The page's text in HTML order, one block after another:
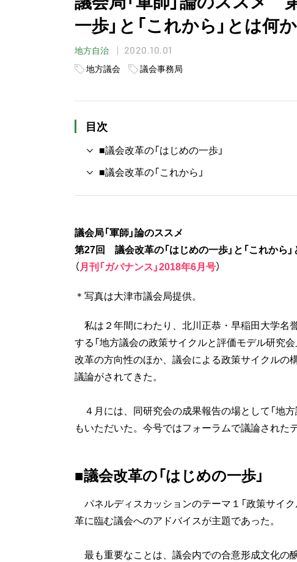
一歩」と「これから」とは何
地方自治 2020.10.01
地方議会 議会事務局
目次
■議会改革の「はじめの一歩」
■議会改革の「これから」
議会局「軍師」論のススメ
第27回 議会改革の「はじめの一歩」と「これか
（月刊「ガバナンス」2018年6月号）
＊写真は大津市議会局提供。
私は２年間にわたり、北川正恭・早稲田大学名
する「地方議会の政策サイクルと評価モデル研究
改革の方向性のほか、議会による政策サイクルの
議論がされてきた。
４月には、同研究会の成果報告の場として「地
もいただいた。今号ではフォーラムで議論された
■議会改革の「はじめの一歩」
パネルディスカッションのテーマ１「政策サイ
革に臨む議会へのアドバイスが主題であった。
最も重要なことは、議会内での合意形成文化の